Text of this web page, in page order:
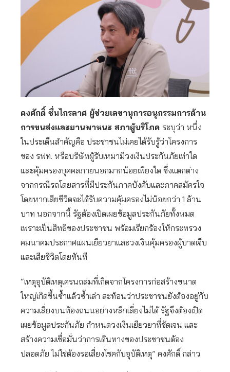
คงศักดิ์ ชื่นไกรลาศ ผู้ช่วยเลขานุการอนุกรรมการด้าน
การขนส่งและยานพาหนะ สภาผู้บริโภค ระบุว่า หนึ่ง
ในประเด็นสำคัญคือ ประชาชนไม่เคยได้รับรู้ว่าโครงการ
ของ รฟท. หรือบริษัทผู้รับเหมามีวงเงินประกันภัยเท่าใด
และคุ้มครองบุคคลภายนอกมากน้อยเพียงใด ซึ่งแตกต่าง
จากกรณีรถโดยสารที่มีประกันภาคบังคับและภาคสมัครใจ
โดยหากเสียชีวิตจะได้รับความคุ้มครองไม่น้อยกว่า 1 ล้าน
บาท นอกจากนี้ รัฐต้องเปิดเผยข้อมูลประกันภัยทั้งหมด
เพราะเป็นสิทธิของประชาชน พร้อมเรียกร้องให้กระทรวง
คมนาคมประกาศแผนเยียวยาและวงเงินคุ้มครองผู้บาดเจ็บ
และเสียชีวิตโดยทันที
“เหตุอุบัติเหตุเครนถล่มที่เกิดจากโครงการก่อสร้างขนาด
ใหญ่เกิดขึ้นซ้ำแล้วซ้ำเล่า สะท้อนว่าประชาชนยังต้องอยู่กับ
ความเสี่ยงบนท้องถนนอย่างหลีกเลี่ยงไม่ได้ รัฐจึงต้องเปิด
เผยข้อมูลประกันภัย กำหนดวงเงินเยียวยาที่ชัดเจน และ
สร้างความเชื่อมั่นว่าการเดินทางของประชาชนต้อง
ปลอดภัย ไม่ใช่ต้องรอเสี่ยงโชคกับอุบัติเหตุ” คงศักดิ์ กล่าว